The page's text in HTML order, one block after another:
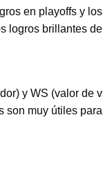
en playoffs y
logros brillantes
y WS (valor de
son muy útiles